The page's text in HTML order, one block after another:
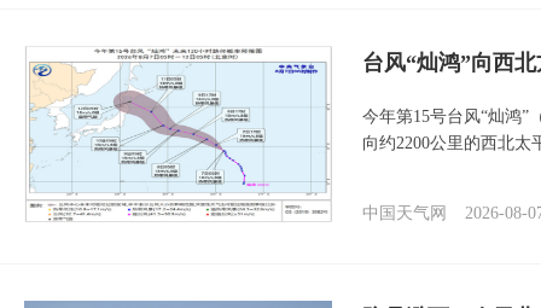
台风“灿鸿”向西
今年第15号台风“灿鸿”
向约2200公里的西北太
中国天气网 2026-08-